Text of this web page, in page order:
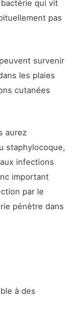
qui vit
pas
survenir
les plaies
cutanées
aurez
staphylocoque,
infections
important
par le
pénètre dans
à des